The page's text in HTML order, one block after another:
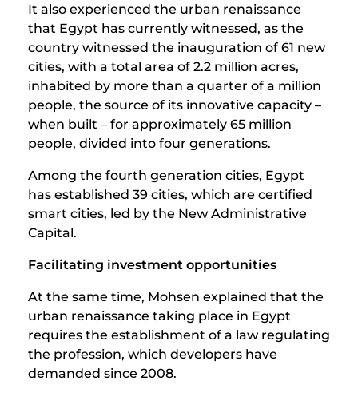
It also experienced the urban renaissance
that Egypt has currently witnessed, as the
country witnessed the inauguration of 61 new
cities, with a total area of ​​2.2 million acres,
inhabited by more than a quarter of a million
people, the source of its innovative capacity –
when built – for approximately 65 million
people, divided into four generations.
Among the fourth generation cities, Egypt
has established 39 cities, which are certified
smart cities, led by the New Administrative
Capital.
Facilitating investment opportunities
At the same time, Mohsen explained that the
urban renaissance taking place in Egypt
requires the establishment of a law regulating
the profession, which developers have
demanded since 2008.